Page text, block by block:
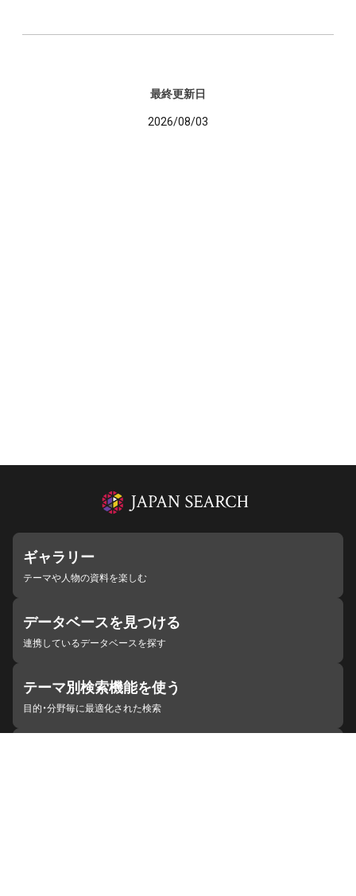
最終更新日
2026/08/03
ギャラリー
テーマや人物の資料を楽しむ
データベースを見つける
連携しているデータベースを探す
テーマ別検索機能を使う
目的・分野毎に最適化された検索